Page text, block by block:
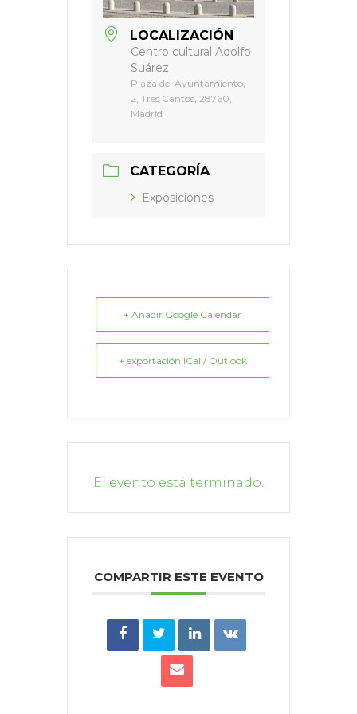
LOCALIZACIÓN
Centro cultural Adolfo
Suárez
Plaza del Ayuntamiento,
2, Tres Cantos, 28760,
Madrid
CATEGORÍA
Exposiciones
+ Añadir Google Calendar
+ exportación iCal / Outlook
El evento está terminado.
COMPARTIR ESTE EVENTO